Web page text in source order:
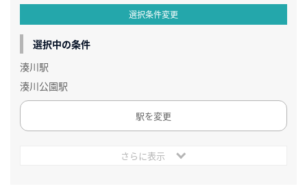
選択条件変更
選択中の条件
湊川駅
湊川公園駅
駅を変更
さらに表示